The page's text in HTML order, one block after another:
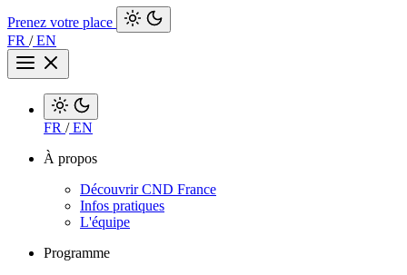
Prenez votre place
FR /EN
FR /EN
À propos
Découvrir CND France
Infos pratiques
L'équipe
Programme